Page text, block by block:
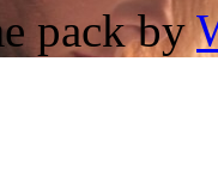
pack by